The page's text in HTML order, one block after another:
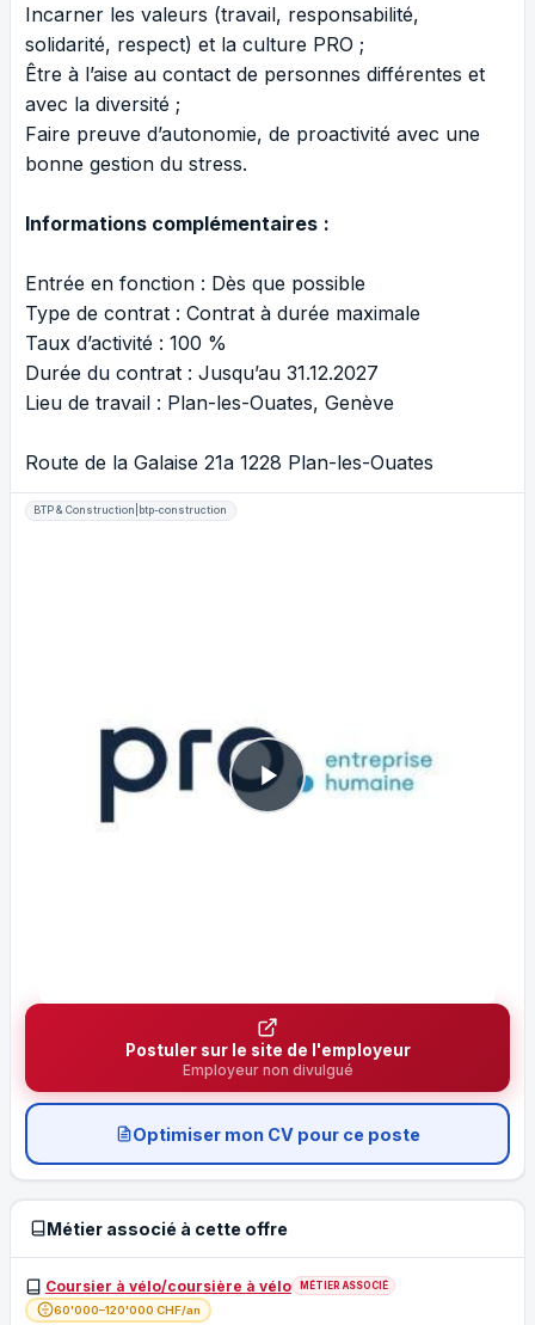
Incarner les valeurs (travail, responsabilité,
solidarité, respect) et la culture PRO ;
Être à l’aise au contact de personnes différentes et
avec la diversité ;
Faire preuve d’autonomie, de proactivité avec une
bonne gestion du stress.
Informations complémentaires :
Entrée en fonction : Dès que possible
Type de contrat : Contrat à durée maximale
Taux d’activité : 100 %
Durée du contrat : Jusqu’au 31.12.2027
Lieu de travail : Plan-les-Ouates, Genève
Route de la Galaise 21a 1228 Plan-les-Ouates
BTP & Construction|btp-construction
Postuler sur le site de l'employeur
Employeur non divulgué
Optimiser mon CV pour ce poste
Métier associé à cette offre
Coursier à vélo/coursière à vélo MÉTIER ASSOCIÉ
60'000–120'000 CHF/an